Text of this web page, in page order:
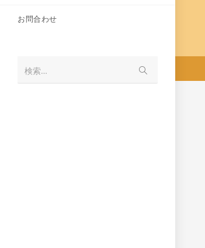
お問合わせ
検索…